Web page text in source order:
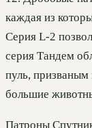
каждая из
Серия L-2
серия Тандем
пуль, призваным
большие
Патроны